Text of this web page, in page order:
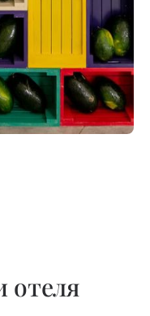
отеля